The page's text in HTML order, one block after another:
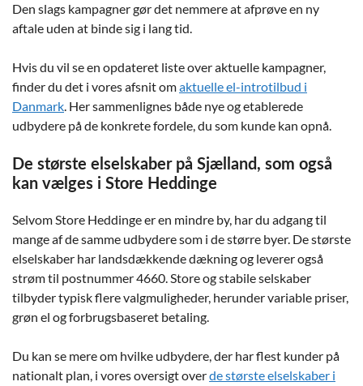
Den slags kampagner gør det nemmere at afprøve en ny
aftale uden at binde sig i lang tid.
Hvis du vil se en opdateret liste over aktuelle kampagner,
finder du det i vores afsnit omaktuelle el-introtilbud i
Danmark. Her sammenlignes både nye og etablerede
udbydere på de konkrete fordele, du som kunde kan opnå.
De største elselskaber på Sjælland, som også
kan vælges i Store Heddinge
Selvom Store Heddinge er en mindre by, har du adgang til
mange af de samme udbydere som i de større byer. De største
elselskaber har landsdækkende dækning og leverer også
strøm til postnummer 4660. Store og stabile selskaber
tilbyder typisk flere valgmuligheder, herunder variable priser,
grøn el og forbrugsbaseret betaling.
Du kan se mere om hvilke udbydere, der har flest kunder på
nationalt plan, i vores oversigt overde største elselskaber i